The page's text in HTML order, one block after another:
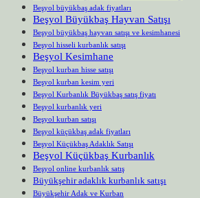
Beşyol büyükbaş adak fiyatları
Beşyol Büyükbaş Hayvan Satışı
Beşyol büyükbaş hayvan satışı ve kesimhanesi
Beşyol hisseli kurbanlık satışı
Beşyol Kesimhane
Beşyol kurban hisse satışı
Beşyol kurban kesim yeri
Beşyol Kurbanlık Büyükbaş satış fiyatı
Beşyol kurbanlık yeri
Beşyol kurban satışı
Beşyol küçükbaş adak fiyatları
Beşyol Küçükbaş Adaklık Satışı
Beşyol Küçükbaş Kurbanlık
Beşyol online kurbanlık satış
Büyükşehir adaklık kurbanlık satışı
Büyükşehir Adak ve Kurban